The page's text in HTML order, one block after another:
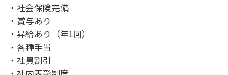
・社会保険完備
・賞与あり
・昇給あり（年1回）
・各種手当
・社員割引